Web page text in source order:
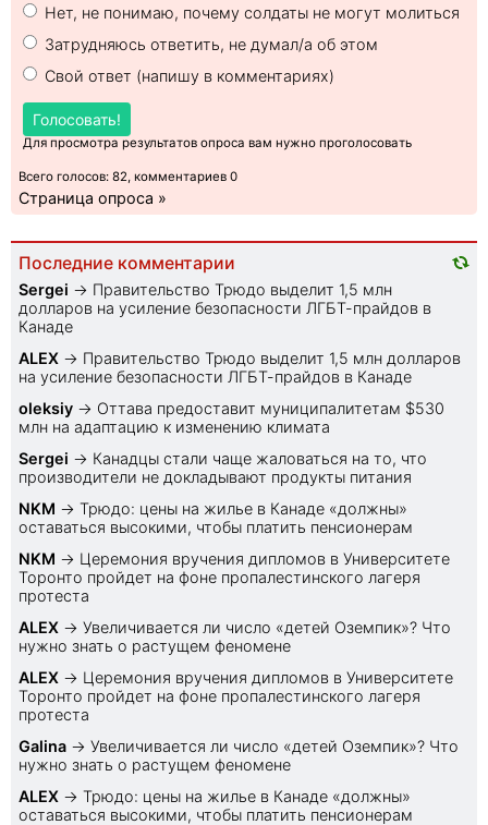
Нет, не понимаю, почему солдаты не могут молиться
Затрудняюсь ответить, не думал/а об этом
Свой ответ (напишу в комментариях)
Голосовать!
Для просмотра результатов опроса вам нужно проголосовать
Всего голосов: 82, комментариев 0
Страница опроса »
Последние комментарии
Sеrgei → Правительство Трюдо выделит 1,5 млн
долларов на усиление безопасности ЛГБТ-прайдов в
Канаде
ALEX → Правительство Трюдо выделит 1,5 млн долларов
на усиление безопасности ЛГБТ-прайдов в Канаде
oleksiy → Оттава предоставит муниципалитетам $530
млн на адаптацию к изменению климата
Sеrgei → Канадцы стали чаще жаловаться на то, что
производители не докладывают продукты питания
NKM → Трюдо: цены на жилье в Канаде «должны»
оставаться высокими, чтобы платить пенсионерам
NKM → Церемония вручения дипломов в Университете
Торонто пройдет на фоне пропалестинского лагеря
протеста
ALEX → Увеличивается ли число «детей Оземпик»? Что
нужно знать о растущем феномене
ALEX → Церемония вручения дипломов в Университете
Торонто пройдет на фоне пропалестинского лагеря
протеста
Galina → Увеличивается ли число «детей Оземпик»? Что
нужно знать о растущем феномене
ALEX → Трюдо: цены на жилье в Канаде «должны»
оставаться высокими, чтобы платить пенсионерам